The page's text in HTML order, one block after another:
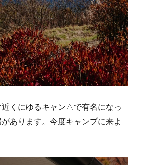
近くにゆるキャン△で有名になっ
あります。今度キャンプに来よ